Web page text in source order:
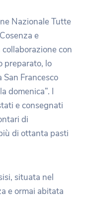
Nazionale Tutte
e
collaborazione con
preparato, lo
Francesco
domenica”. I
e consegnati
di
di ottanta pasti
situata nel
e ormai abitata